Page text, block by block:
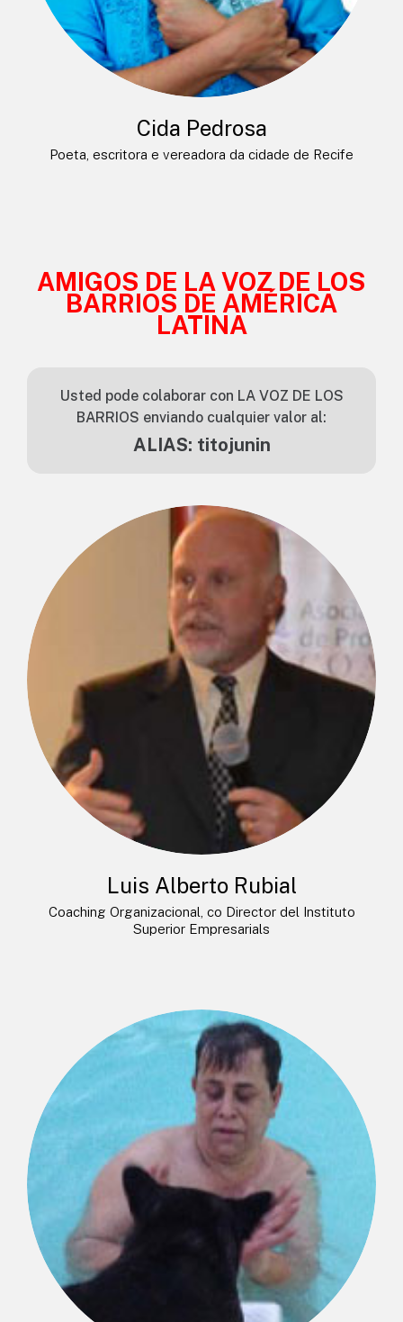
Cida Pedrosa
Poeta, escritora e vereadora da cidade de Recife
AMIGOS DE LA VOZ DE LOS
BARRIOS DE AMÉRICA
LATINA
Usted pode colaborar con LA VOZ DE LOS
BARRIOS enviando cualquier valor al:
ALIAS: titojunin
Luis Alberto Rubial
Coaching Organizacional, co Director del Instituto
Superior Empresarials